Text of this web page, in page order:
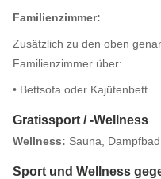
Familienzimmer:
Zusätzlich zu den oben
Familienzimmer über:
• Bettsofa oder Kajütenbett.
Gratissport / -Wellness
Wellness: Sauna,
Sport und Wellness